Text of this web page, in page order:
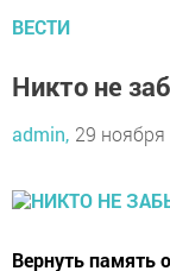
ВЕСТИ
Никто не
admin, 29 ноября
Вернуть память